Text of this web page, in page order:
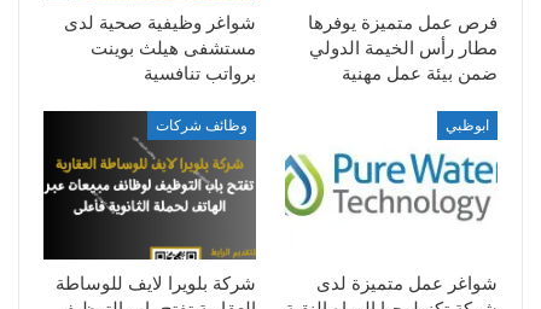
فرص عمل متميزة يوفرها
مطار رأس الخيمة الدولي
ضمن بيئة عمل مهنية
شواغر وظيفية صحية لدى
مستشفى هيلث بوينت
برواتب تنافسية
ابوظبي
شواغر عمل متميزة لدى
وظائف شركات
شركة بلويرا لايف للوساطة